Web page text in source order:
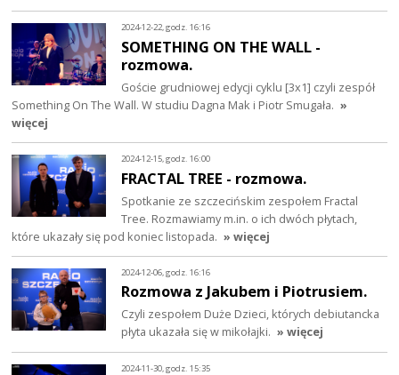
2024-12-22, godz. 16:16
SOMETHING ON THE WALL -
rozmowa.
Goście grudniowej edycji cyklu [3x1] czyli zespół
Something On The Wall. W studiu Dagna Mak i Piotr Smugała. »
więcej
2024-12-15, godz. 16:00
FRACTAL TREE - rozmowa.
Spotkanie ze szczecińskim zespołem Fractal
Tree. Rozmawiamy m.in. o ich dwóch płytach,
które ukazały się pod koniec listopada. » więcej
2024-12-06, godz. 16:16
Rozmowa z Jakubem i Piotrusiem.
Czyli zespołem Duże Dzieci, których debiutancka
płyta ukazała się w mikołajki. » więcej
2024-11-30, godz. 15:35